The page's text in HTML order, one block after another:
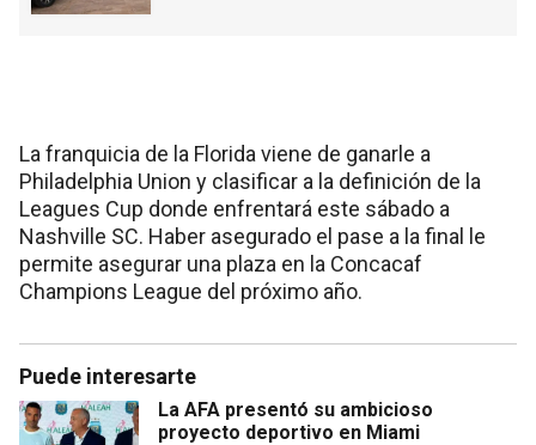
La franquicia de la Florida viene de ganarle a
Philadelphia Union y clasificar a la definición de la
Leagues Cup donde enfrentará este sábado a
Nashville SC. Haber asegurado el pase a la final le
permite asegurar una plaza en la Concacaf
Champions League del próximo año.
Puede interesarte
La AFA presentó su ambicioso
proyecto deportivo en Miami